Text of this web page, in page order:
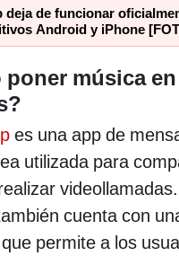
deja de funcionar
Android y iPhone
poner música
es una app de
utilizada para
cuenta con
que permite a los